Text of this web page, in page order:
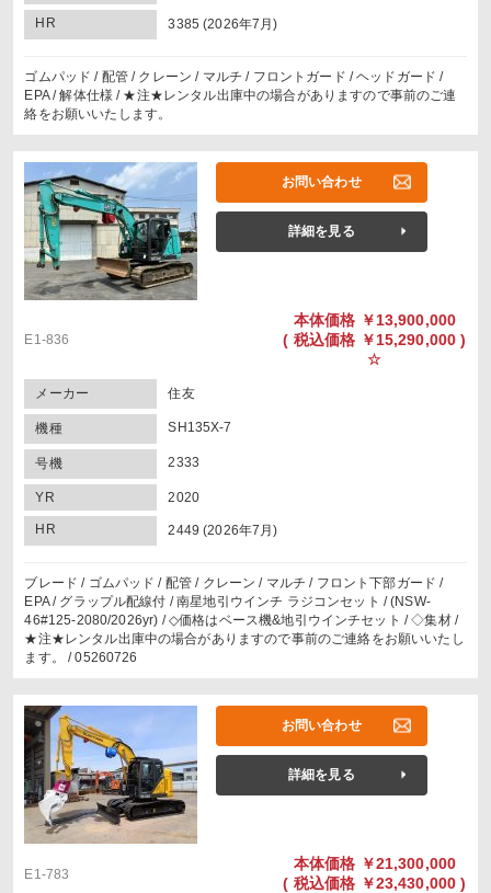
HR 3385 (2026年7月)
ゴムパッド / 配管 / クレーン / マルチ / フロントガード / ヘッドガード /
EPA / 解体仕様 / ★注★レンタル出庫中の場合がありますので事前のご連
絡をお願いいたします。
お問い合わせ
詳細を見る
E1-836
本体価格 ￥13,900,000
( 税込価格 ￥15,290,000 )
☆
メーカー 住友
機種 SH135X-7
号機 2333
YR 2020
HR 2449 (2026年7月)
ブレード / ゴムパッド / 配管 / クレーン / マルチ / フロント下部ガード /
EPA / グラップル配線付 / 南星地引ウインチ ラジコンセット / (NSW-
46#125-2080/2026yr) / ◇価格はベース機&地引ウインチセット / ◇集材 /
★注★レンタル出庫中の場合がありますので事前のご連絡をお願いいたし
ます。 / 05260726
お問い合わせ
詳細を見る
E1-783
本体価格 ￥21,300,000
( 税込価格 ￥23,430,000 )